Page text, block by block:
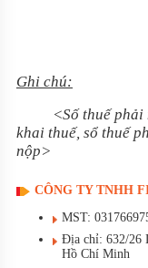
Ghi chú:
<Số thuế phải
khai thuế, sổ thuế
nộp>
CÔNG TY TNHH
MST:
Địa chỉ: 632/26
Hồ Chí Minh